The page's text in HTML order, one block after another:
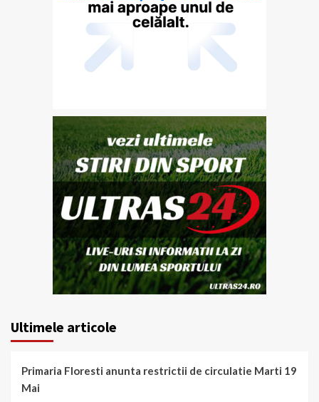
Ultimele articole
Primaria Floresti anunta restrictii de circulatie Marti 19
Mai